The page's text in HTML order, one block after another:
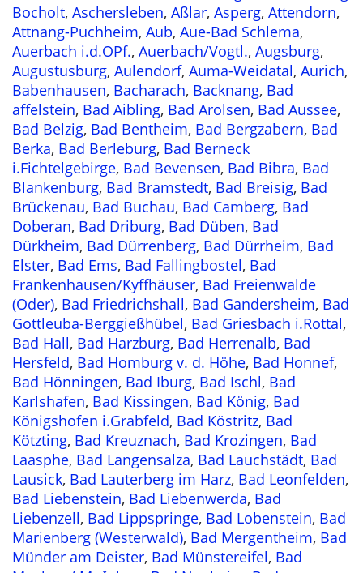
Bocholt, Aschersleben, Aßlar, Asperg, Attendorn,
Attnang-Puchheim, Aub, Aue-Bad Schlema,
Auerbach i.d.OPf., Auerbach/Vogtl., Augsburg,
Augustusburg, Aulendorf, Auma-Weidatal, Aurich,
Babenhausen, Bacharach, Backnang, Bad
affelstein, Bad Aibling, Bad Arolsen, Bad Aussee,
Bad Belzig, Bad Bentheim, Bad Bergzabern, Bad
Berka, Bad Berleburg, Bad Berneck
i.Fichtelgebirge, Bad Bevensen, Bad Bibra, Bad
Blankenburg, Bad Bramstedt, Bad Breisig, Bad
Brückenau, Bad Buchau, Bad Camberg, Bad
Doberan, Bad Driburg, Bad Düben, Bad
Dürkheim, Bad Dürrenberg, Bad Dürrheim, Bad
Elster, Bad Ems, Bad Fallingbostel, Bad
Frankenhausen/Kyffhäuser, Bad Freienwalde
(Oder), Bad Friedrichshall, Bad Gandersheim, Bad
Gottleuba-Berggießhübel, Bad Griesbach i.Rottal,
Bad Hall, Bad Harzburg, Bad Herrenalb, Bad
Hersfeld, Bad Homburg v. d. Höhe, Bad Honnef,
Bad Hönningen, Bad Iburg, Bad Ischl, Bad
Karlshafen, Bad Kissingen, Bad König, Bad
Königshofen i.Grabfeld, Bad Köstritz, Bad
Kötzting, Bad Kreuznach, Bad Krozingen, Bad
Laasphe, Bad Langensalza, Bad Lauchstädt, Bad
Lausick, Bad Lauterberg im Harz, Bad Leonfelden,
Bad Liebenstein, Bad Liebenwerda, Bad
Liebenzell, Bad Lippspringe, Bad Lobenstein, Bad
Marienberg (Westerwald), Bad Mergentheim, Bad
Münder am Deister, Bad Münstereifel, Bad